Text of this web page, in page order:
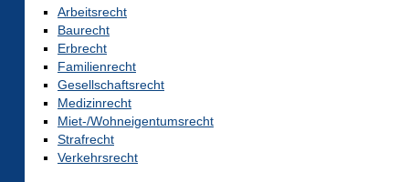
Arbeitsrecht
Baurecht
Erbrecht
Familienrecht
Gesellschaftsrecht
Medizinrecht
Miet-/Wohneigentumsrecht
Strafrecht
Verkehrsrecht